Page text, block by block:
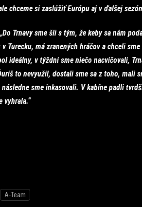
chceme si zaslúžiť Európu aj v ďalšej
„Do Trnavy sme šli s tým, že keby sa nám
Turecku, má zranených hráčov a chceli
ideálny, v týždni sme niečo nacvičovali,
to nevyužil, dostali sme sa z toho, mali
sme inkasovali. V kabíne padli
vyhrala.“
A-Team